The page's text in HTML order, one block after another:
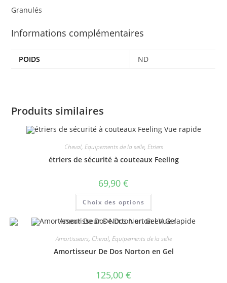
Granulés
Informations complémentaires
POIDS ND
Produits similaires
Vue rapide
Cheval, Equipements de la selle, Etriers
étriers de sécurité à couteaux Feeling
69,90 €
Choix des options
Ce
a
plusieurs
variations.
options
peuvent
être
Vue rapide
Amortisseurs, Cheval, Equipements de la selle
Amortisseur De Dos Norton en Gel
125,00 €